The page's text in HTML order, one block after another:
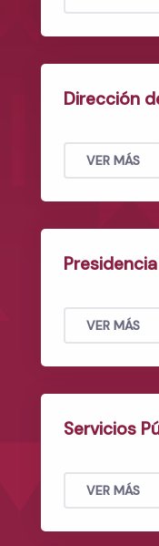
Dirección
VER MÁS
VER MÁS
VER MÁS